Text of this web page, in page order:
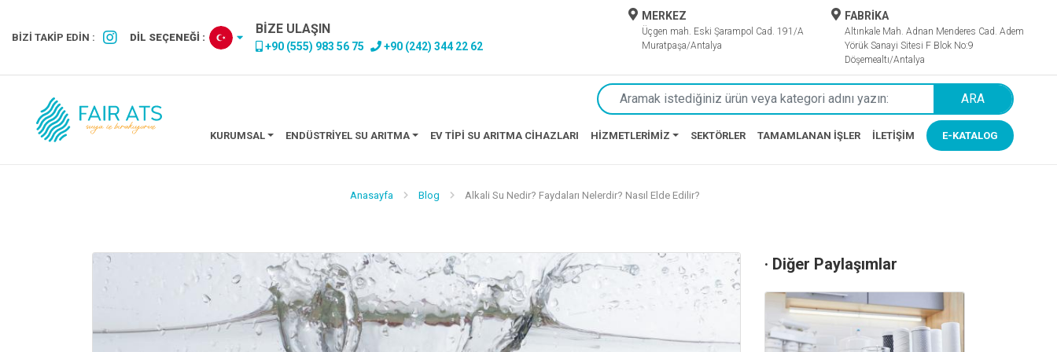
BİZİ TAKİP EDİN : DİL SEÇENEĞİ :
BİZE ULAŞIN
+90 (555) 983 56 75 +90 (242) 344 22 62
MERKEZ
Üçgen mah. Eski Şarampol Cad. 191/A
Muratpaşa/Antalya
FABRİKA
Altınkale Mah. Adnan Menderes Cad. Adem
Yörük Sanayi Sitesi F Blok No:9
Döşemealtı/Antalya
ARA
KURUMSAL ENDÜSTRIYEL SU ARITMA EV TIPI SU ARITMA CIHAZLARI HIZMETLERIMIZ SEKTÖRLER TAMAMLANAN İŞLER İLETIŞIM E-KATALOG
Anasayfa Blog Alkali Su Nedir? Faydaları Nelerdir? Nasıl Elde Edilir?
· Diğer Paylaşımlar